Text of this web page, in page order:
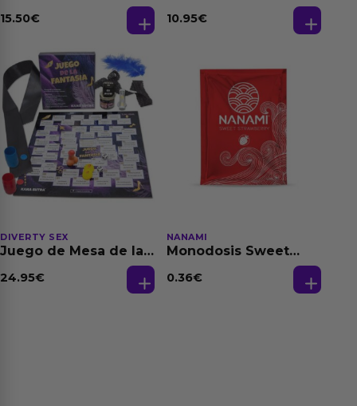
Feromonas 20 ml
15.50€
Dilatación Base Agua
10.95€
DIVERTY SEX
Juego de Mesa de las
24.95€
NANAMI
Monodosis Sweet
Base Agua 4 ml
0.36€